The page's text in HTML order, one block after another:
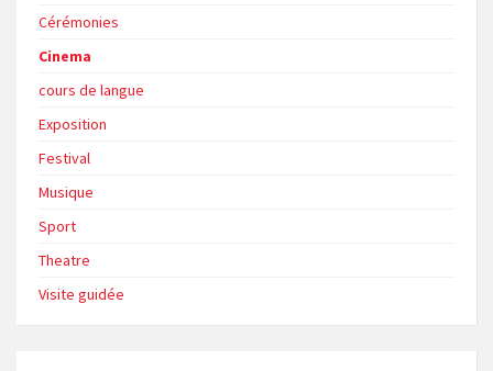
Cérémonies
Cinema
cours de langue
Exposition
Festival
Musique
Sport
Theatre
Visite guidée